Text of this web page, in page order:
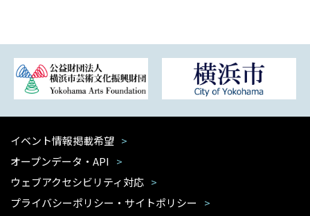
イベント情報掲載希望
オープンデータ・API
ウェブアクセシビリティ対応
プライバシーポリシー・サイトポリシー